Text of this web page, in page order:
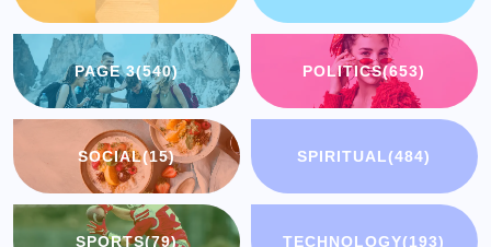
PAGE 3(540) POLITICS(653)
SOCIAL(15) SPIRITUAL(484)
SPORTS(79) TECHNOLOGY(193)